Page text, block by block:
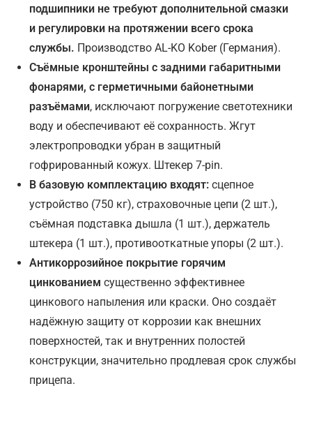
подшипники не требуют дополнительной смазки
и регулировки на протяжении всего срока
службы. Производство AL-KO Kober (Германия).
Съёмные кронштейны с задними габаритными
фонарями, с герметичными байонетными
разъёмами, исключают погружение светотехники
воду и обеспечивают её сохранность. Жгут
электропроводки убран в защитный
гофрированный кожух. Штекер 7-pin.
В базовую комплектацию входят:сцепное
устройство (750 кг), страховочные цепи (2 шт.),
съёмная подставка дышла (1 шт.), держатель
штекера (1 шт.), противооткатные упоры (2 шт.).
Антикоррозийное покрытие горячим
цинкованиемсущественно эффективнее
цинкового напыления или краски. Оно создаёт
надёжную защиту от коррозии как внешних
поверхностей, так и внутренних полостей
конструкции, значительно продлевая срок службы
прицепа.